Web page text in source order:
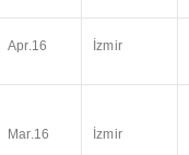
Apr.16 İzmir
Mar.16 İzmir